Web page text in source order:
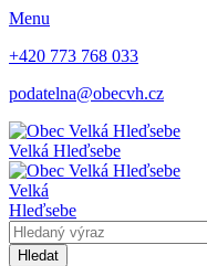
Menu
+420 773 768 033
podatelna@obecvh.cz
Velká Hleďsebe
Velká
Hleďsebe
Hledat